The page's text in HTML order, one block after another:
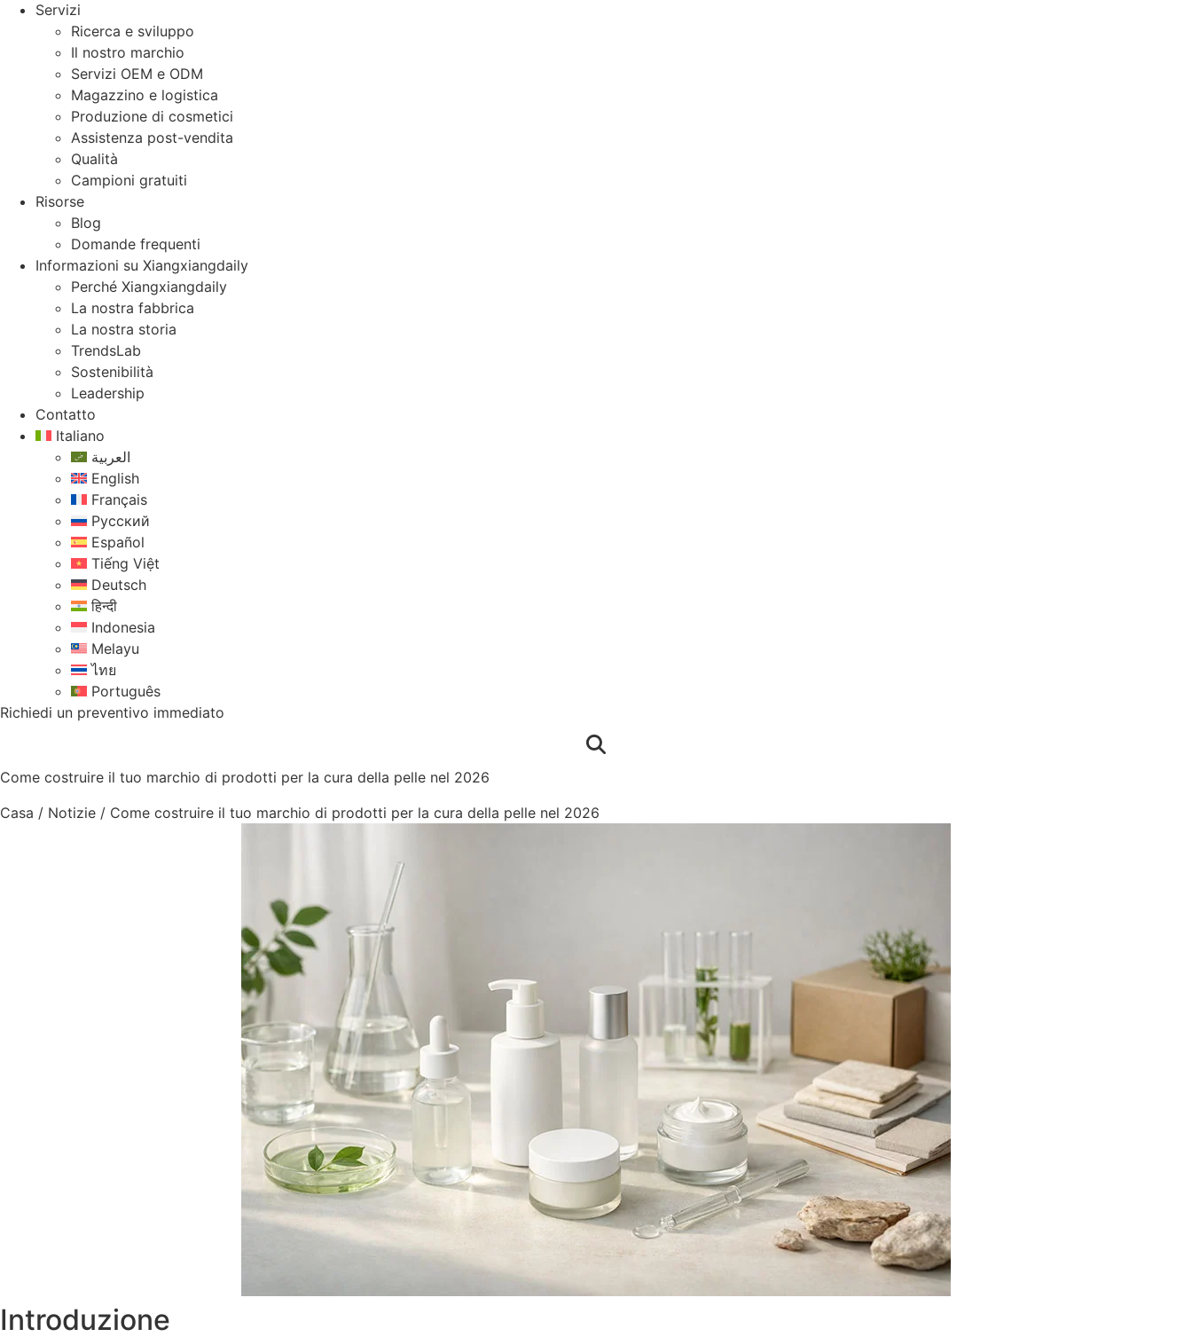
Servizi
Ricerca e sviluppo
Il nostro marchio
Servizi OEM e ODM
Magazzino e logistica
Produzione di cosmetici
Assistenza post-vendita
Qualità
Campioni gratuiti
Risorse
Blog
Domande frequenti
Informazioni su Xiangxiangdaily
Perché Xiangxiangdaily
La nostra fabbrica
La nostra storia
TrendsLab
Sostenibilità
Leadership
Contatto
Italiano
العربية
English
Français
Русский
Español
Tiếng Việt
Deutsch
हिन्दी
Indonesia
Melayu
ไทย
Português
Richiedi un preventivo immediato
Come costruire il tuo marchio di prodotti per la cura della pelle nel 2026
Casa / Notizie / Come costruire il tuo marchio di prodotti per la cura della pelle nel 2026
Introduzione